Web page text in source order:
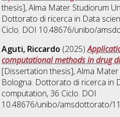
thesis], Alma Mater Studiorum
Dottorato di ricerca in Data
Ciclo. DOI 10.48676/unibo/
Aguti, Riccardo (2025)
computational methods in drug
[Dissertation thesis], Alma
Bologna. Dottorato di ricerca in
computation, 36 Ciclo. DOI
10.48676/unibo/amsdottorato/